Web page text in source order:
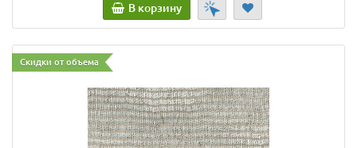
В корзину
Скидки от объема